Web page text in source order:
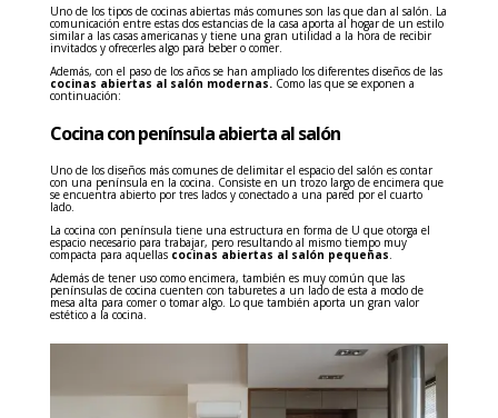
Uno de los tipos de cocinas abiertas más comunes son las que dan al salón. La
comunicación entre estas dos estancias de la casa aporta al hogar de un estilo
similar a las casas americanas y tiene una gran utilidad a la hora de recibir
invitados y ofrecerles algo para beber o comer.
Además, con el paso de los años se han ampliado los diferentes diseños de las
cocinas abiertas al salón modernas. Como las que se exponen a
continuación:
Cocina con península abierta al salón
Uno de los diseños más comunes de delimitar el espacio del salón es contar
con una península en la cocina. Consiste en un trozo largo de encimera que
se encuentra abierto por tres lados y conectado a una pared por el cuarto
lado.
La cocina con península tiene una estructura en forma de U que otorga el
espacio necesario para trabajar, pero resultando al mismo tiempo muy
compacta para aquellas cocinas abiertas al salón pequeñas.
Además de tener uso como encimera, también es muy común que las
penínsulas de cocina cuenten con taburetes a un lado de esta a modo de
mesa alta para comer o tomar algo. Lo que también aporta un gran valor
estético a la cocina.